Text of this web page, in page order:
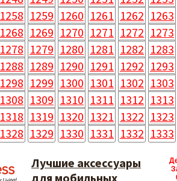
1258 1259 1260 1261 1262 1263
1268 1269 1270 1271 1272 1273
1278 1279 1280 1281 1282 1283
1288 1289 1290 1291 1292 1293
1298 1299 1300 1301 1302 1303
1308 1309 1310 1311 1312 1313
1318 1319 1320 1321 1322 1323
1328 1329 1330 1331 1332 1333
Лучшие аксессуары
для мобильных